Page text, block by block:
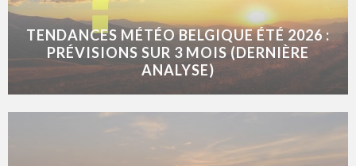
TENDANCES MÉTÉO BELGIQUE ÉTÉ 2026 :
PRÉVISIONS SUR 3 MOIS (DERNIÈRE
ANALYSE)